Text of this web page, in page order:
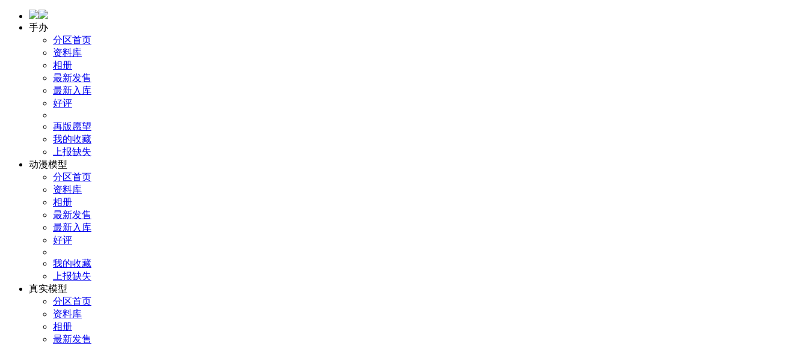
手办
分区首页
资料库
相册
最新发售
最新入库
好评
再版愿望
我的收藏
上报缺失
动漫模型
分区首页
资料库
相册
最新发售
最新入库
好评
我的收藏
上报缺失
真实模型
分区首页
资料库
相册
最新发售